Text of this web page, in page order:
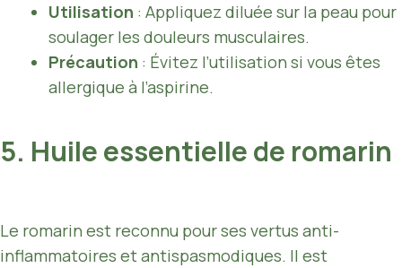
Utilisation : Appliquez diluée sur la peau pour
soulager les douleurs musculaires.
Précaution : Évitez l’utilisation si vous êtes
allergique à l’aspirine.
5. Huile essentielle de romarin
Le romarin est reconnu pour ses vertus anti-
inflammatoires et antispasmodiques. Il est